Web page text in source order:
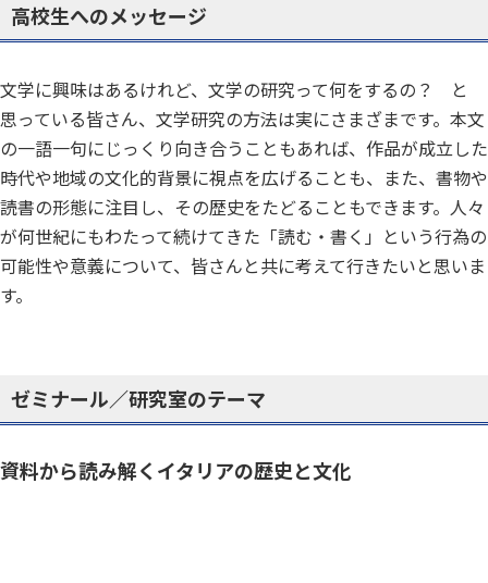
高校生へのメッセージ
文学に興味はあるけれど、文学の研究って何をするの？ と
思っている皆さん、文学研究の方法は実にさまざまです。本文
の一語一句にじっくり向き合うこともあれば、作品が成立した
時代や地域の文化的背景に視点を広げることも、また、書物や
読書の形態に注目し、その歴史をたどることもできます。人々
が何世紀にもわたって続けてきた「読む・書く」という行為の
可能性や意義について、皆さんと共に考えて行きたいと思いま
す。
ゼミナール／研究室のテーマ
資料から読み解くイタリアの歴史と文化